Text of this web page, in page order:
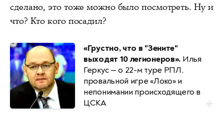
сделано, это тоже можно было посмотреть. Ну и
что? Кто кого посадил?
«Грустно, что в "Зените"
выходят 10 легионеров». Илья
Геркус — о 22-м туре РПЛ,
провальной игре «Локо» и
непонимании происходящего в
ЦСКА